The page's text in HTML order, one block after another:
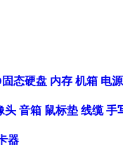
固态硬盘 内存 机箱 电源
头 音箱 鼠标垫 线缆 手
器